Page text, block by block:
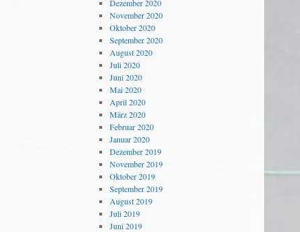
Dezember 2020
November 2020
Oktober 2020
September 2020
August 2020
Juli 2020
Juni 2020
Mai 2020
April 2020
März 2020
Februar 2020
Januar 2020
Dezember 2019
November 2019
Oktober 2019
September 2019
August 2019
Juli 2019
Juni 2019